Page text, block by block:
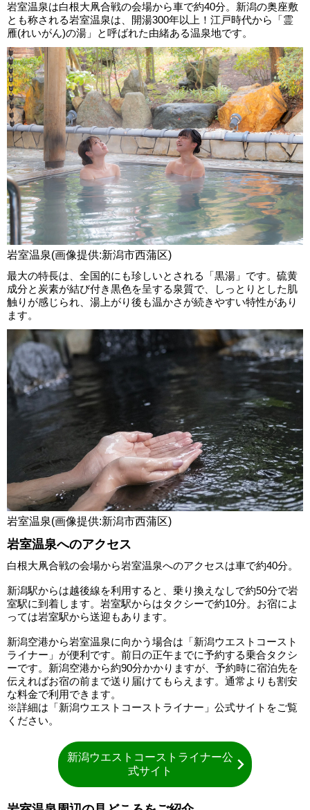
岩室温泉は白根大凧合戦の会場から車で約40分。新潟の奥座敷
とも称される岩室温泉は、開湯300年以上！江戸時代から「霊
雁(れいがん)の湯」と呼ばれた由緒ある温泉地です。
岩室温泉(画像提供:新潟市西蒲区)
最大の特長は、全国的にも珍しいとされる「黒湯」です。硫黄
成分と炭素が結び付き黒色を呈する泉質で、しっとりとした肌
触りが感じられ、湯上がり後も温かさが続きやすい特性があり
ます。
岩室温泉(画像提供:新潟市西蒲区)
岩室温泉へのアクセス
白根大凧合戦の会場から岩室温泉へのアクセスは車で約40分。
新潟駅からは越後線を利用すると、乗り換えなしで約50分で岩
室駅に到着します。岩室駅からはタクシーで約10分。お宿によ
っては岩室駅から送迎もあります。
新潟空港から岩室温泉に向かう場合は「新潟ウエストコースト
ライナー」が便利です。前日の正午までに予約する乗合タクシ
ーです。新潟空港から約90分かかりますが、予約時に宿泊先を
伝えればお宿の前まで送り届けてもらえます。通常よりも割安
な料金で利用できます。
※詳細は「新潟ウエストコーストライナー」公式サイトをご覧
ください。
新潟ウエストコーストライナー公
式サイト